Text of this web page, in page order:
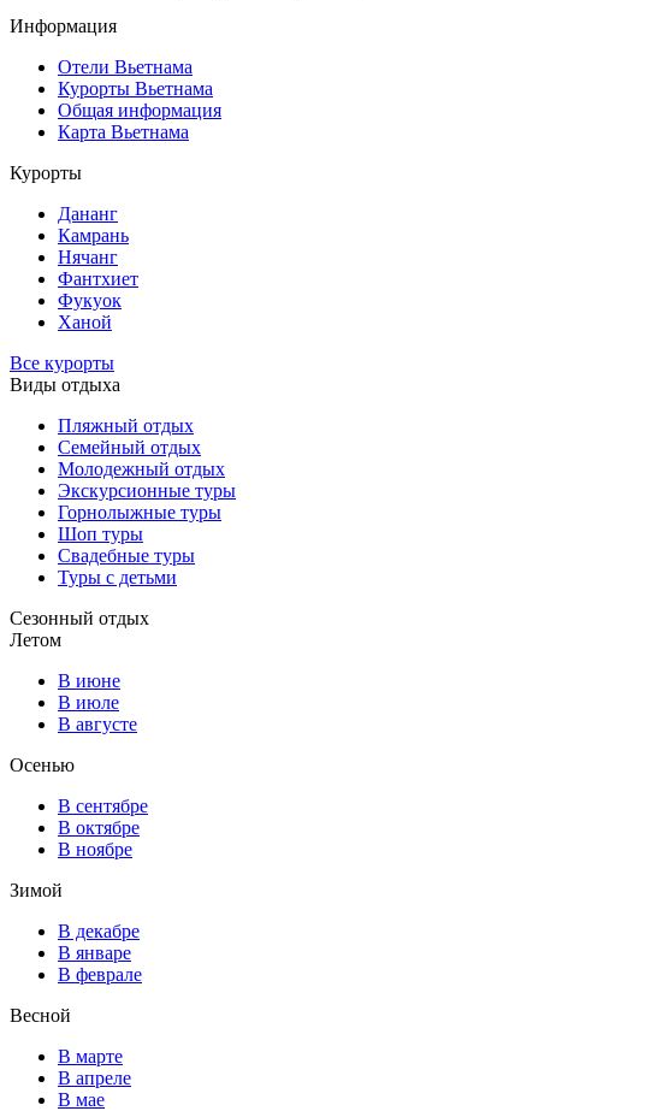
Информация
Отели Вьетнама
Курорты Вьетнама
Общая информация
Карта Вьетнама
Курорты
Дананг
Камрань
Нячанг
Фантхиет
Фукуок
Ханой
Все курорты
Виды отдыха
Пляжный отдых
Семейный отдых
Молодежный отдых
Экскурсионные туры
Горнолыжные туры
Шоп туры
Свадебные туры
Туры с детьми
Сезонный отдых
Летом
В июне
В июле
В августе
Осенью
В сентябре
В октябре
В ноябре
Зимой
В декабре
В январе
В феврале
Весной
В марте
В апреле
В мае